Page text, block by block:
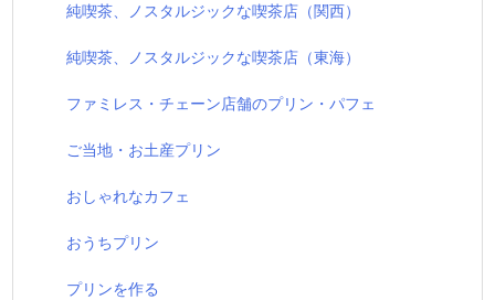
純喫茶、ノスタルジックな喫茶店（関西）
純喫茶、ノスタルジックな喫茶店（東海）
ファミレス・チェーン店舗のプリン・パフェ
ご当地・お土産プリン
おしゃれなカフェ
おうちプリン
プリンを作る